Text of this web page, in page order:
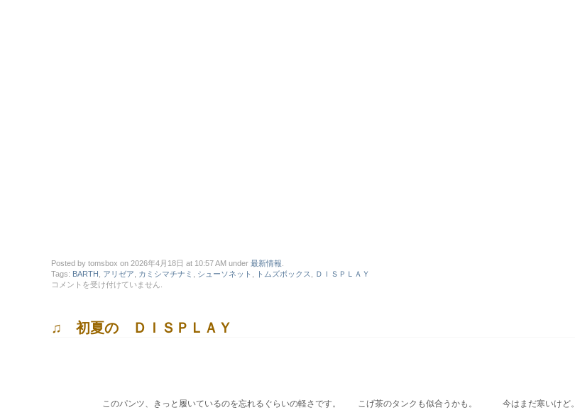
Posted by tomsbox on 2026年4月18日 at 10:57 AM under 最新情報.
Tags: BARTH , アリゼア, カミシマチナミ , シューソネット , トムズボックス, ＤＩＳＰＬＡＹ
〇
Ｄ
コメントを受け付けていません.
♫ 初夏の ＤＩＳＰＬＡＹ
このパンツ、きっと履いているのを忘れるぐらいの軽さです。 こげ茶のタンクも似合うかも。 今はまだ寒いけど。